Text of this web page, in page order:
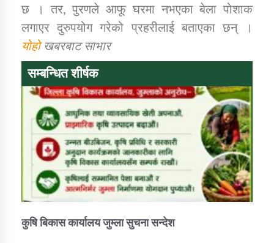
सन्देश
तातोपानी गाउँपालिका जुम्लाको बालविवाह सन्देश
तातोपानी गाउँपालिका जुम्लाको सूचना
छ । तर, पुरणले आफू घरमा नभएका बेला पोशाक
लगाएर दुरुपयोग गरेको प्रहरीलाई बताएका छन् ।
योहोखबरबाट साभार
सम्बन्धित शीर्षक
कुषि बिकास कार्यालय जुम्ला सुचना सन्देश